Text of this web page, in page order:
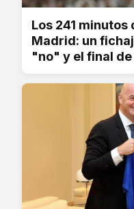
Los 241 minutos
Madrid: un
"no" y el final